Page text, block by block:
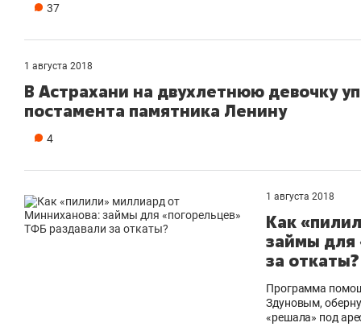
37
1 августа 2018
В Астрахани на двухлетнюю девочку
постамента памятника Ленину
4
1 августа 2018
Как
займы для
за откаты?
Программа
Здуновым,
«решала» под